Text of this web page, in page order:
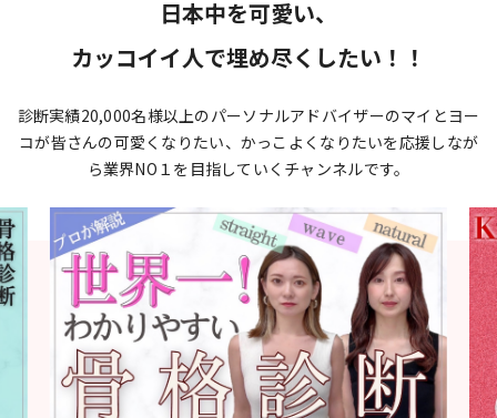
日本中を可愛い、
カッコイイ人で埋め尽くしたい！！
診断実績20,000名様以上のパーソナルアドバイザーのマイとヨー
コが皆さんの可愛くなりたい、かっこよくなりたいを応援しなが
ら業界NO１を目指していくチャンネルです。